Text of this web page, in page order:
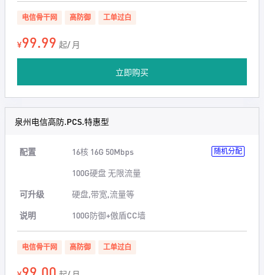
电信骨干网 高防御 工单过白
¥99.99 起/ 月
立即购买
泉州电信高防.PCS.特惠型
配置 16核 16G 50Mbps 随机分配
100G硬盘 无限流量
可升级
硬盘,带宽,流量等
说明
100G防御+傲盾CC墙
电信骨干网 高防御 工单过白